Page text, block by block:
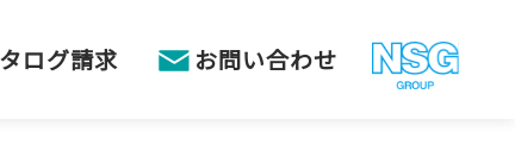
ログ請求 お問い合わせ